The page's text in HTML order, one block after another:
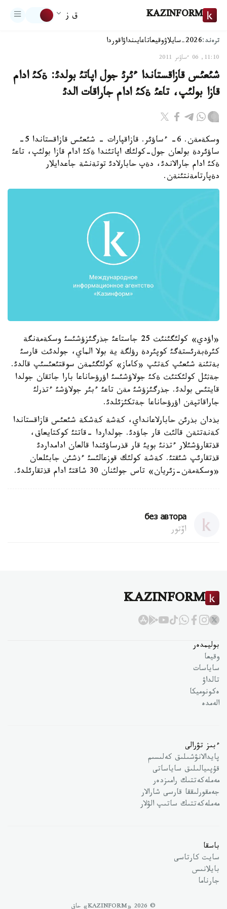
KAZINFORM ق ز
ترەند:2026-سايلاۋ وقيعاتاعايىنداۋاقوردا
11:10, 06 ءساۋىر 2011
شئعئس قازاقستاندا ءئرئ جول اپاتئ بولدئ: ةكئ ادام
قازا بولئپ، تاعئ ةكئ ادام جاراقات الدئ
وسكةمةن. 6- ءساؤئر. قازاقپارات - شئعئس قازاقستاندا 5-
ساؤئردة بولعان جول-كولئك اپاتئندا ةكئ ادام قازا بولئپ، تاعئ
ةكئ ادام جارالاندئ، دةپ حابارلادئ توتةنشة جاعدايلار
دةپارتامةنتئنةن.
«اؤدي» كولئگئنئث 25 جاستاعئ جذرگئزؤشئسئ وسكةمةنگة
كئرةبةرئستةگئ كوپئردة رؤلگة ية بولا الماي، جولدئث قارسئ
بةتئنة شئعئپ كةتئپ «كاماز» كولئگئمةن سوقتئعئسئپ قالدئ.
جةثئل كولئكتئث ةكئ جولاؤشئسئ اؤرؤحاناعا بارا جاتقان جولدا
قايتئس بولدئ. جذرگئزؤشئ مةن تاعئ ءبئر جولاؤشئ ءتذرلئ
جاراقاتپةن اؤرؤحاناعا جةتكئزئلدئ.
بذدان بذرئن حابارلاعانداي، كةشة كةشكة شئعئس قازاقستاندا
كةنةتتةن قالئث قار جاؤدئ. جولداردا -قاتتئ كوكتايعاق،
قذتقارؤشئلار ءتذنئ بويئ قار قذرساؤئندا قالعان ادامداردئ
قذتقارئپ شئقتئ. كةشة كولئك قوزعالئسئ ءذشئن جابئلعان
«وسكةمةن-زئريان» تاس جولئنان 30 شاقتئ ادام قذتقارئلدئ.
без автора
اۆتور
KAZINFORM
بوليمدەر
وقيعا
ساياسات
تالداۋ
ەكونوميكا
الەمدە
ءبىز تۋرالى
پايدالانۋشىلىق كەلىسىم
قۇپىيالىلىق ساياساتى
مەملەكەتتىك رامىزدەر
جەمقورلىققا قارسى شارالار
مەملەكەتتىك ساتىپ الۋلار
باسقا
سايت كارتاسى
بايلانىس
جارناما
© 2026 «KAZINFORM» حاق